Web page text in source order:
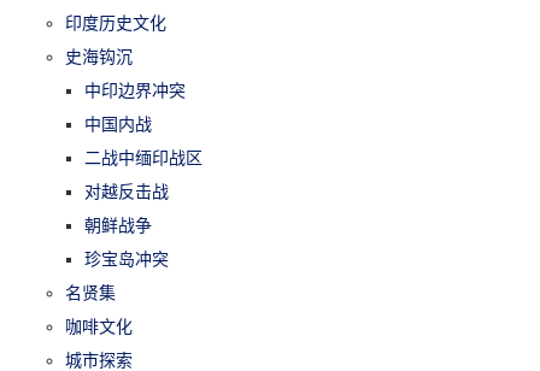
印度历史文化
史海钩沉
中印边界冲突
中国内战
二战中缅印战区
对越反击战
朝鲜战争
珍宝岛冲突
名贤集
咖啡文化
城市探索